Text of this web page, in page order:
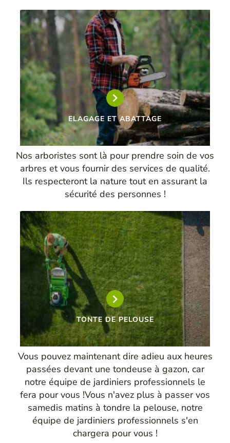
ELAGAGE ET ABATTAGE
Nos arboristes sont là pour prendre soin de vos
arbres et vous fournir des services de qualité.
Ils respecteront la nature tout en assurant la
sécurité des personnes !
TONTE DE PELOUSE
Vous pouvez maintenant dire adieu aux heures
passées devant une tondeuse à gazon, car
notre équipe de jardiniers professionnels le
fera pour vous !Vous n'avez plus à passer vos
samedis matins à tondre la pelouse, notre
équipe de jardiniers professionnels s'en
chargera pour vous !